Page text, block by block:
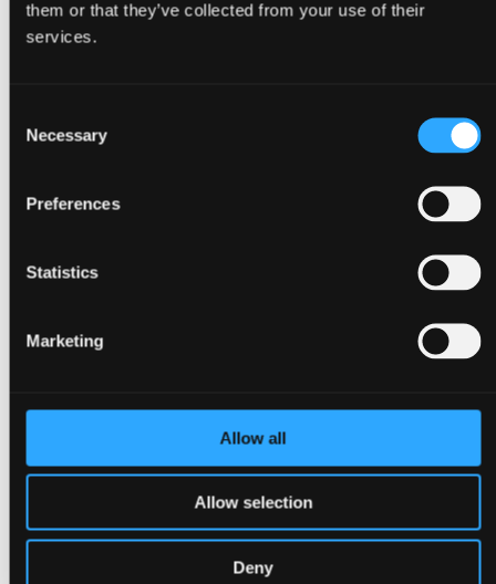
them or that they’ve collected from your use of their
services.
Selection
Necessary
Preferences
Statistics
Marketing
Allow all
Allow selection
Deny